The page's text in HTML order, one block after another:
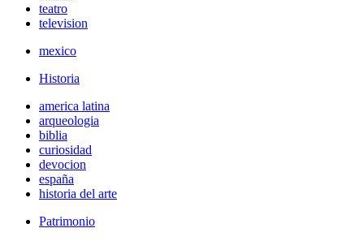
teatro
television
mexico
Historia
america latina
arqueologia
biblia
curiosidad
devocion
españa
historia del arte
Patrimonio